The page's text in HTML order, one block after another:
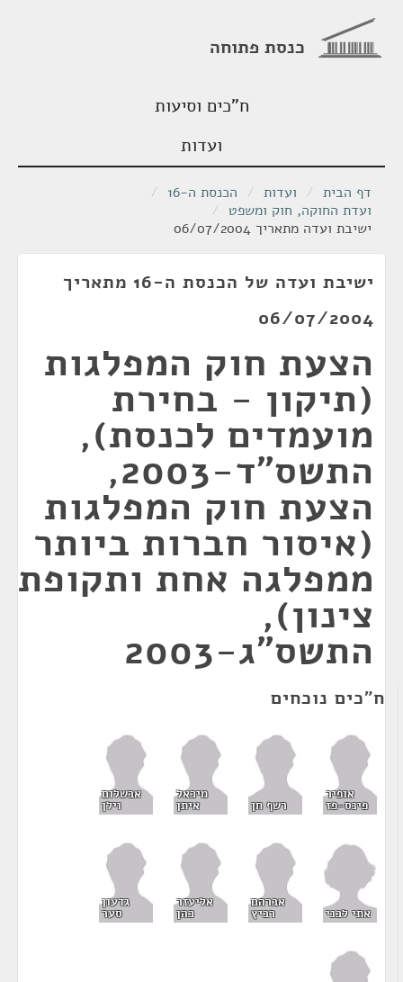
כנסת פתוחה
ח"כים וסיעות
ועדות
דף הבית / ועדות / הכנסת ה-16
/
ועדת החוקה, חוק ומשפט /
ישיבת ועדה מתאריך 06/07/2004
ישיבת ועדה של הכנסת ה-16 מתאריך
06/07/2004
הצעת חוק המפלגות
(תיקון - בחירת
מועמדים לכנסת),
התשס"ד-2003,
הצעת חוק המפלגות
(איסור חברות ביותר
ממפלגה אחת ותקופת
צינון),
התשס"ג-2003
ח"כים נוכחים
אופיר
פינס-פז רשף חן
מיכאל
איתן
אבשלום
וילן
אתי לבני
אברהם
רביץ
אליעזר
כהן
גדעון
סער